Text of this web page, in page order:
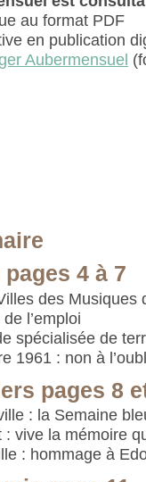
au format PDF
en publication
Aubermensuel
pages 4 à 7
des Musiques
l’emploi
spécialisée de
1961 : non à
pages 8
: la Semaine
: vive la mémoire
: hommage à